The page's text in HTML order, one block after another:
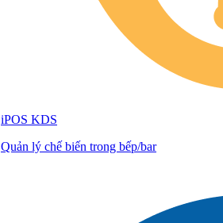
iPOS KDS
Quản lý chế biến trong bếp/bar